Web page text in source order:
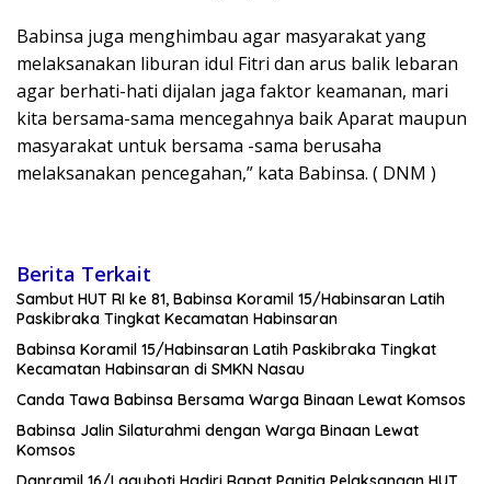
Babinsa juga menghimbau agar masyarakat yang
melaksanakan liburan idul Fitri dan arus balik lebaran
agar berhati-hati dijalan jaga faktor keamanan, mari
kita bersama-sama mencegahnya baik Aparat maupun
masyarakat untuk bersama -sama berusaha
melaksanakan pencegahan,” kata Babinsa. ( DNM )
Berita Terkait
Sambut HUT RI ke 81, Babinsa Koramil 15/Habinsaran Latih
Paskibraka Tingkat Kecamatan Habinsaran
Babinsa Koramil 15/Habinsaran Latih Paskibraka Tingkat
Kecamatan Habinsaran di SMKN Nasau
Canda Tawa Babinsa Bersama Warga Binaan Lewat Komsos
Babinsa Jalin Silaturahmi dengan Warga Binaan Lewat
Komsos